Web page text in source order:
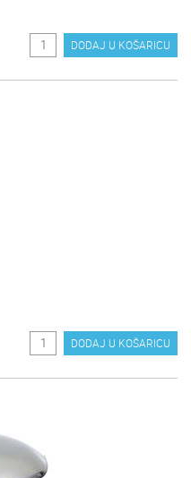
DODAJ U KOŠARICU
DODAJ U KOŠARICU